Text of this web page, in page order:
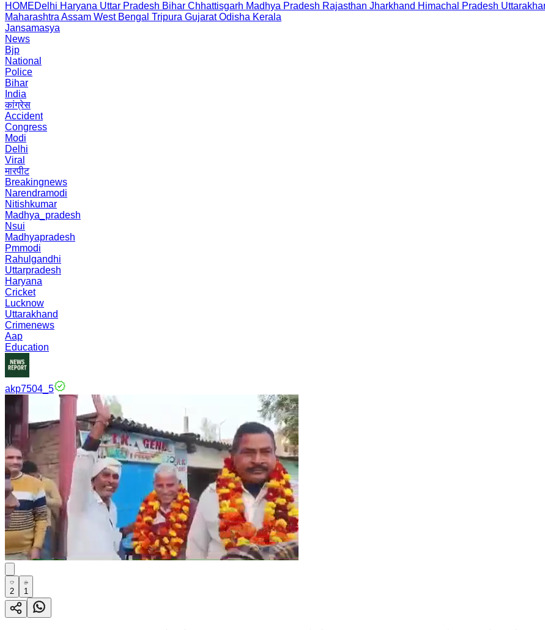
HOMEDelhi Haryana Uttar Pradesh Bihar Chhattisgarh Madhya Pradesh Rajasthan Jharkhand Himachal Pradesh
Maharashtra Assam West Bengal Tripura Gujarat Odisha Kerala
Jansamasya
News
Bjp
National
Police
Bihar
India
कांग्रेस
Accident
Congress
Modi
Delhi
Viral
मारपीट
Breakingnews
Narendramodi
Nitishkumar
Madhya_pradesh
Nsui
Madhyapradesh
Pmmodi
Rahulgandhi
Uttarpradesh
Haryana
Cricket
Lucknow
Uttarakhand
Crimenews
Aap
Education
akp7504_5
2 1